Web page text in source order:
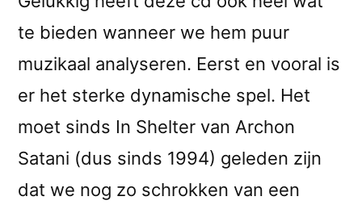
te bieden wanneer we hem puur
muzikaal analyseren. Eerst en vooral is
er het sterke dynamische spel. Het
moet sinds In Shelter van Archon
Satani (dus sinds 1994) geleden zijn
dat we nog zo schrokken van een